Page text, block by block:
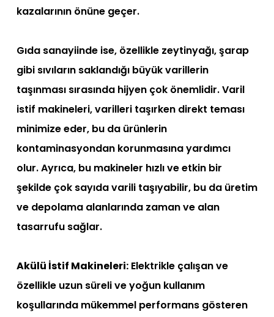
kazalarının önüne geçer.
Gıda sanayiinde ise, özellikle zeytinyağı, şarap
gibi sıvıların saklandığı büyük varillerin
taşınması sırasında hijyen çok önemlidir. Varil
istif makineleri, varilleri taşırken direkt teması
minimize eder, bu da ürünlerin
kontaminasyondan korunmasına yardımcı
olur. Ayrıca, bu makineler hızlı ve etkin bir
şekilde çok sayıda varili taşıyabilir, bu da üretim
ve depolama alanlarında zaman ve alan
tasarrufu sağlar.
Akülü İstif Makineleri: Elektrikle çalışan ve
özellikle uzun süreli ve yoğun kullanım
koşullarında mükemmel performans gösteren